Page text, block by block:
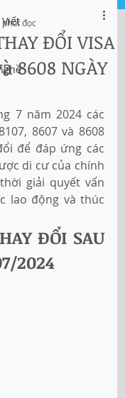
Nghiệp và Du Học
ĐỔI VISA
8608 NGÀY
phút đọc
7 năm 2024 các
8607 và 8608
để đáp ứng các
di cư của chính
giải quyết vấn
lao động và thúc
ĐỔI SAU
2024